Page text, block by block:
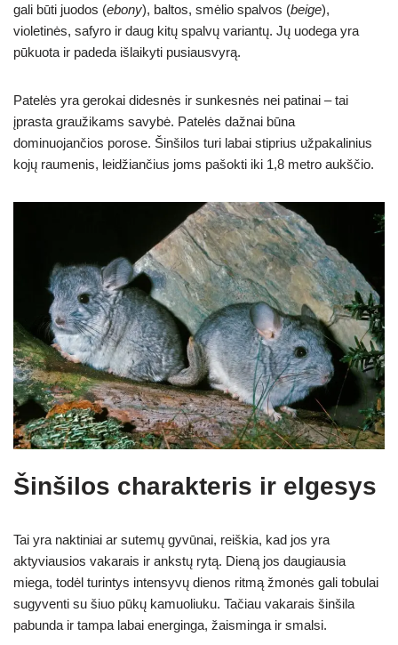
gali būti juodos (ebony), baltos, smėlio spalvos (beige),
violetinės, safyro ir daug kitų spalvų variantų. Jų uodega yra
pūkuota ir padeda išlaikyti pusiausvyrą.
Patelės yra gerokai didesnės ir sunkesnės nei patinai – tai
įprasta graužikams savybė. Patelės dažnai būna
dominuojančios porose. Šinšilos turi labai stiprius užpakalinius
kojų raumenis, leidžiančius joms pašokti iki 1,8 metro aukščio.
Šinšilos charakteris ir elgesys
Tai yra naktiniai ar sutemų gyvūnai, reiškia, kad jos yra
aktyviausios vakarais ir ankstų rytą. Dieną jos daugiausia
miega, todėl turintys intensyvų dienos ritmą žmonės gali tobulai
sugyventi su šiuo pūkų kamuoliuku. Tačiau vakarais šinšila
pabunda ir tampa labai energinga, žaisminga ir smalsi.